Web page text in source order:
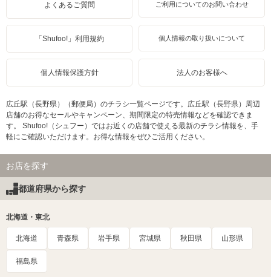
よくあるご質問 ご利用についてのお問い合わせ
「Shufoo!」利用規約 個人情報の取り扱いについて
個人情報保護方針 法人のお客様へ
広丘駅（長野県）（郵便局）のチラシ一覧ページです。広丘駅（長野県）周辺
店舗のお得なセールやキャンペーン、期間限定の特売情報などを確認できま
す。 Shufoo!（シュフー）ではお近くの店舗で使える最新のチラシ情報を、手
軽にご確認いただけます。お得な情報をぜひご活用ください。
お店を探す
都道府県から探す
北海道・東北
北海道 青森県 岩手県 宮城県 秋田県 山形県
福島県